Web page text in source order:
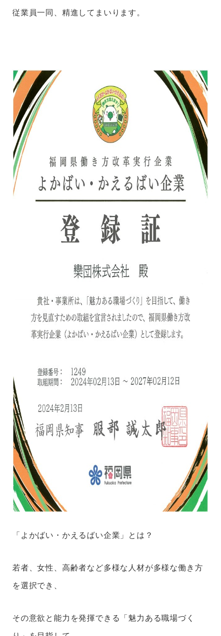
従業員一同、精進してまいります。
「よかばい・かえるばい企業」とは？
若者、女性、高齢者など多様な人材が多様な働き方
を選択でき、
その意欲と能力を発揮できる「魅力ある職場づく